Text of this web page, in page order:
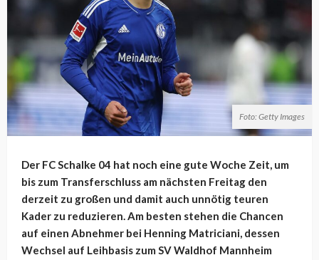
Foto: Getty Images
Der FC Schalke 04 hat noch eine gute Woche Zeit, um
bis zum Transferschluss am nächsten Freitag den
derzeit zu großen und damit auch unnötig teuren
Kader zu reduzieren. Am besten stehen die Chancen
auf einen Abnehmer bei Henning Matriciani, dessen
Wechsel auf Leihbasis zum SV Waldhof Mannheim